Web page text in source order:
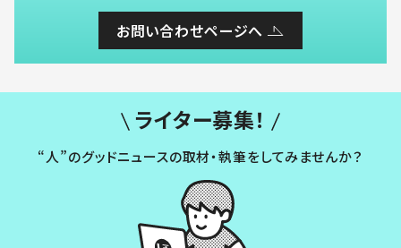
お問い合わせページへ
ライター募集！
“人”のグッドニュースの取材・執筆をしてみませんか？